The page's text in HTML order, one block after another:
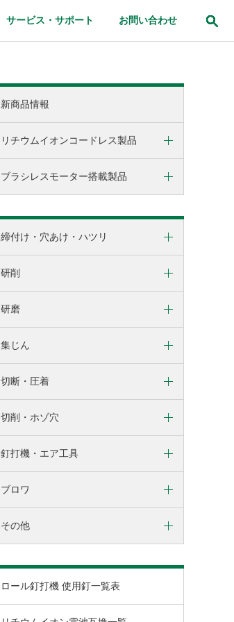
サービス・サポート お問い合わせ
新商品情報
リチウムイオンコードレス製品
締付け・穴あけ
クリーナー・集じん
釘打機・ねじ打機・タッカ
ブラシレスモーター搭載製品
AC100V/200V
締付け・穴あけ・ハツリ
インパクトドライバ
ボード用ドライバ
変速ドリル
ハンマドリル
椎茸ドリル
電子ドリル
研削
電気ディスクグラインダ
研磨
ミニサンダ
電子ディスクサンダ
集じん
集じん機（乾湿両用）
切断・圧着
丸のこ
卓上スライド丸のこ
ロータリバンドソー
マルチツール
切削・ホゾ穴
ルータ
釘打機・エア工具
コンプレッサ
ロール釘打機
高圧タッカ
ブロワ
ブロワ
その他
かくはん機
ロール釘打機 使用釘一覧表